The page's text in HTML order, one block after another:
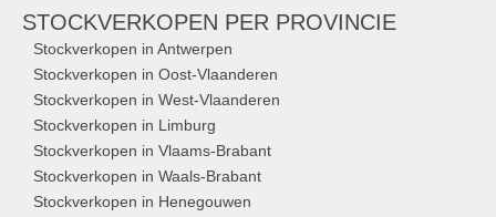
STOCKVERKOPEN PER PROVINCIE
Stockverkopen in Antwerpen
Stockverkopen in Oost-Vlaanderen
Stockverkopen in West-Vlaanderen
Stockverkopen in Limburg
Stockverkopen in Vlaams-Brabant
Stockverkopen in Waals-Brabant
Stockverkopen in Henegouwen